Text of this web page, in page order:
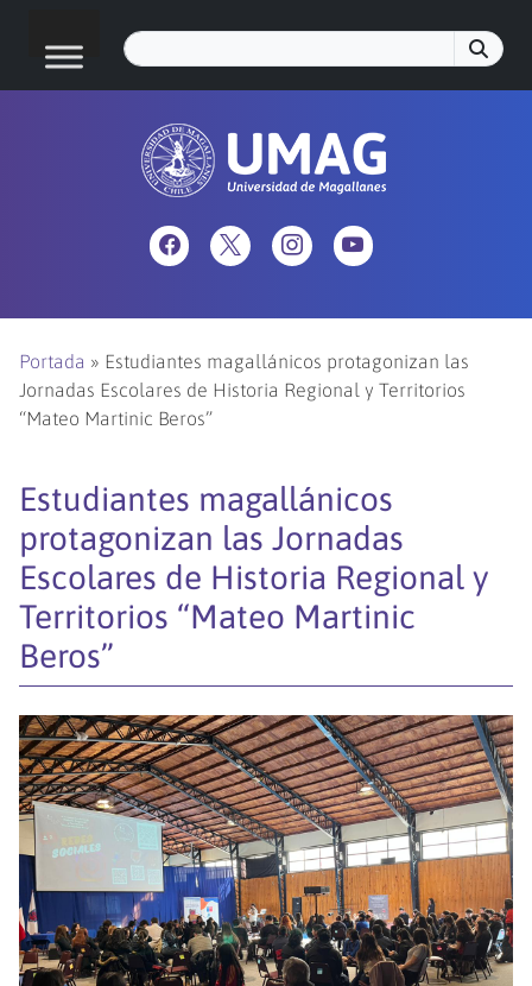
Portada » Estudiantes magallánicos protagonizan las
Jornadas Escolares de Historia Regional y Territorios
“Mateo Martinic Beros”
Estudiantes magallánicos
protagonizan las Jornadas
Escolares de Historia Regional y
Territorios “Mateo Martinic
Beros”